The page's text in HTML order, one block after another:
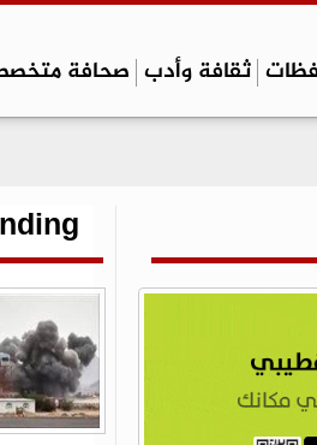
ثقافة وأدب صحافة